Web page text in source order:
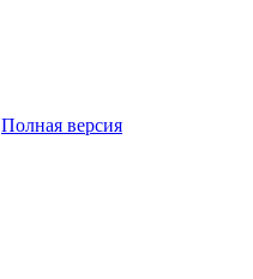
Полная версия